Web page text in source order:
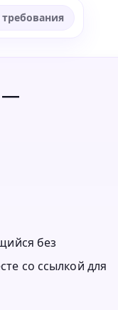
—
без
со ссылкой для